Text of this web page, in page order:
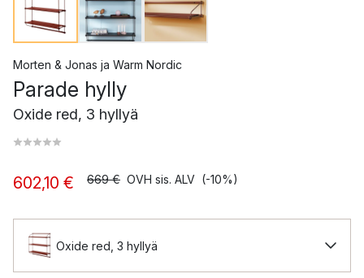
Morten & Jonas ja Warm Nordic
Parade hylly
Oxide red, 3 hyllyä
602,10 € 669 € OVH sis. ALV (-10%)
Oxide red, 3 hyllyä